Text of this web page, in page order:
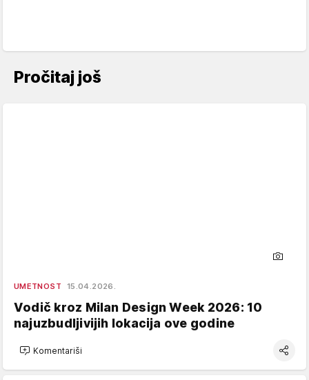
Pročitaj još
UMETNOST 15.04.2026.
Vodič kroz Milan Design Week 2026: 10
najuzbudljivijih lokacija ove godine
Komentariši